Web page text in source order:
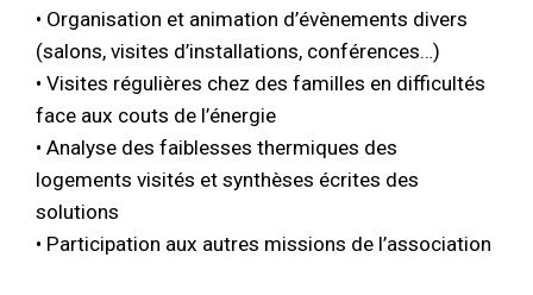
• Organisation et animation d’évènements divers
(salons, visites d’installations, conférences…)
• Visites régulières chez des familles en difficultés
face aux couts de l’énergie
• Analyse des faiblesses thermiques des
logements visités et synthèses écrites des
solutions
• Participation aux autres missions de l’association